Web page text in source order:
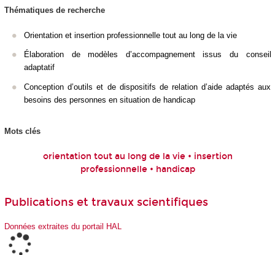
Thématiques de recherche
Orientation et insertion professionnelle tout au long de la vie
Élaboration de modèles d’accompagnement issus du conseil
adaptatif
Conception d’outils et de dispositifs de relation d’aide adaptés aux
besoins des personnes en situation de handicap
Mots clés
orientation tout au long de la vie • insertion
professionnelle • handicap
Publications et travaux scientifiques
Données extraites du portail HAL